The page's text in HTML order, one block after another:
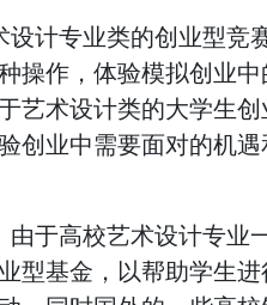
设计专业类的创业型竞
操作，体验模拟创业
艺术设计类的大学生
创业中需要面对的机
由于高校艺术设计专业
型基金，以帮助学生